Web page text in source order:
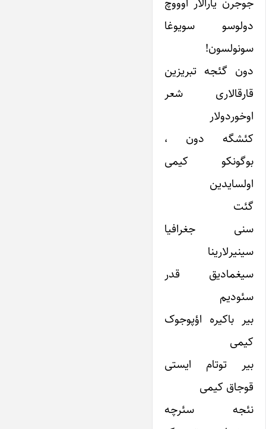
دولوسو سویوغا
سونولسون!
دون گئجه تبریزین
قارقالاری شعر
اوخوردولار
کئشگه دون ،
بوگونکو کیمی
اولسایدین
گئت
سنی جغرافیا
سینیرلارینا
سیغمادیق قدر
سئودیم
بیر باکیره اؤپوجوک
کیمی
بیر توتام ایستی
قوجاق کیمی
نئجه سئرچه